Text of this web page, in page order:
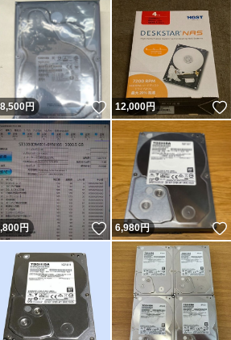
いね！
円 いいね！
12,000円
いね！
円 いいね！
6,980円